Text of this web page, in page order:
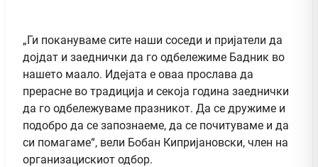
„Ги покануваме сите наши соседи и пријатели да
дојдат и заеднички да го одбележиме Бадник во
нашето маало. Идејата е оваа прослава да
прерасне во традиција и секоја година заеднички
да го одбележуваме празникот. Да се дружиме и
подобро да се запознаеме, да се почитуваме и да
си помагаме“, вели Бобан Кипријановски, член на
организацискиот одбор.